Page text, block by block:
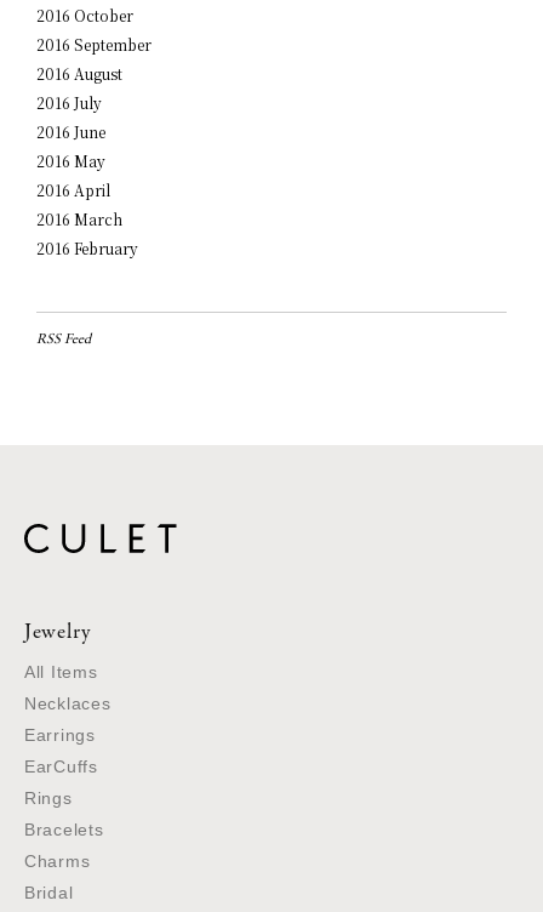
2016 October
2016 September
2016 August
2016 July
2016 June
2016 May
2016 April
2016 March
2016 February
RSS Feed
Jewelry
All Items
Necklaces
Earrings
EarCuffs
Rings
Bracelets
Charms
Bridal